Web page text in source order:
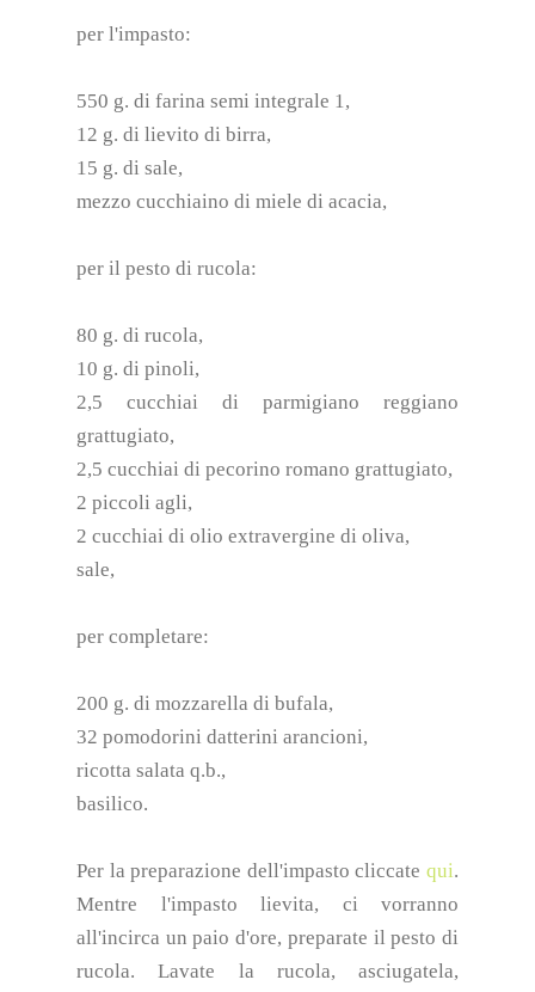
per l'impasto:
550 g. di farina semi integrale 1,
12 g. di lievito di birra,
15 g. di sale,
mezzo cucchiaino di miele di acacia,
per il pesto di rucola:
80 g. di rucola,
10 g. di pinoli,
2,5 cucchiai di parmigiano reggiano
grattugiato,
2,5 cucchiai di pecorino romano grattugiato,
2 piccoli agli,
2 cucchiai di olio extravergine di oliva,
sale,
per completare:
200 g. di mozzarella di bufala,
32 pomodorini datterini arancioni,
ricotta salata q.b.,
basilico.
Per la preparazione dell'impasto cliccate qui.
Mentre l'impasto lievita, ci vorranno
all'incirca un paio d'ore, preparate il pesto di
rucola. Lavate la rucola, asciugatela,